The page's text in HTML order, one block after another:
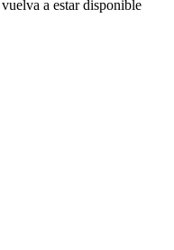
a estar disponible